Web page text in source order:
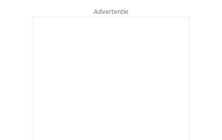
Advertentie